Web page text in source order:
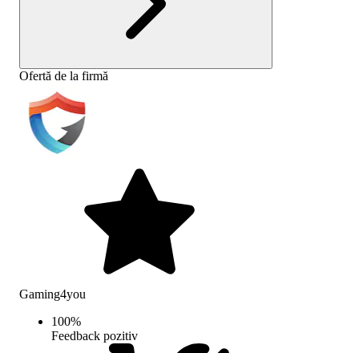
Ofertă de la firmă
Gaming4you
100%
Feedback pozitiv